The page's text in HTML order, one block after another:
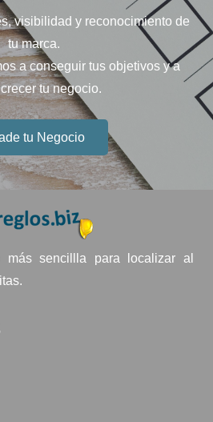
visibilidad y reconocimiento de
tu marca.
a conseguir tus objetivos y a
tu negocio.
tu Negocio
más sencillla para localizar al